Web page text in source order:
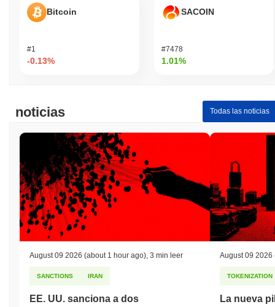
Bitcoin
#1
-0.13%
SACOIN
#7478
1.01%
noticias Todas las noticias
August 09 2026 (about 1 hour ago) 3 min leer
SANCTIONS IRAN
EE. UU. sanciona a dos
August 09 2026
TOKENIZATION
La nueva